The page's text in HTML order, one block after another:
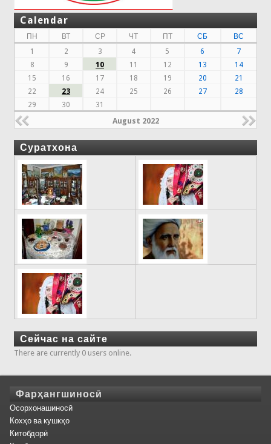
Calendar
ПН ВТ СР ЧТ ПТ СБ
ВС
1
2 3 4 5 6
7
8
9 10 11 12 13
14
15
16 17 18 19 20
21
22
23 24 25 26 27
28
29
30 31
August 2022
Суратхона
Сейчас на сайте
There are currently 0 users online.
Фарҳангшиносӣ
Осорхонашиносӣ
Кохҳо ва кушкҳо
Китобдорӣ